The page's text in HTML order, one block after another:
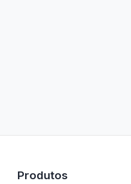
Produtos